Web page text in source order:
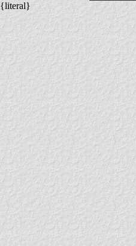
{literal}